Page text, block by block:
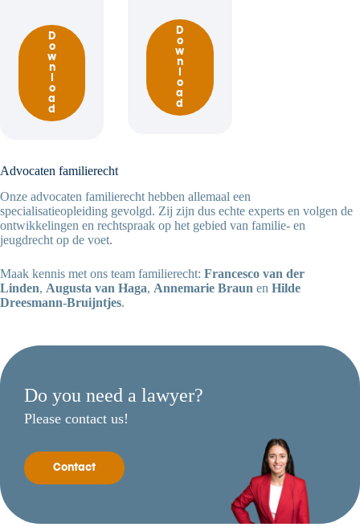
D
o
w
n
o
a
d
D
o
w
n
o
a
d
Advocaten familierecht
Onze advocaten familierecht hebben allemaal een
specialisatieopleiding gevolgd. Zij zijn dus echte experts en volgen de
ontwikkelingen en rechtspraak op het gebied van familie- en
jeugdrecht op de voet.
Maak kennis met ons team familierecht: Francesco van der
Linden, Augusta van Haga, Annemarie Braun en Hilde
Dreesmann-Bruijntjes.
Do you need a lawyer?
Please contact us!
Contact